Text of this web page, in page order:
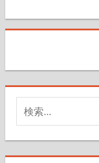
索
対
象: